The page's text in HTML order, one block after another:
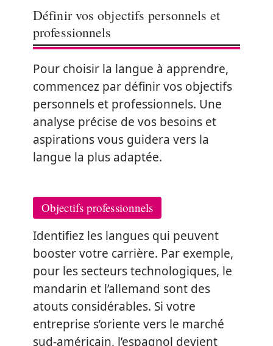
Définir vos objectifs personnels et
professionnels
Pour choisir la langue à apprendre,
commencez par définir vos objectifs
personnels et professionnels. Une
analyse précise de vos besoins et
aspirations vous guidera vers la
langue la plus adaptée.
Objectifs professionnels
Identifiez les langues qui peuvent
booster votre carrière. Par exemple,
pour les secteurs technologiques, le
mandarin et l’allemand sont des
atouts considérables. Si votre
entreprise s’oriente vers le marché
sud-américain, l’espagnol devient